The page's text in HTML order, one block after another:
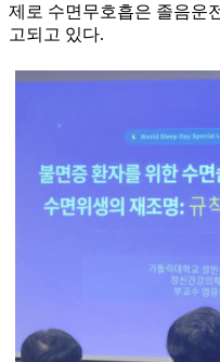
제로 수면무호흡은 졸음운
고되고 있다.